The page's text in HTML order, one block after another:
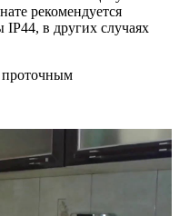
рекомендуется
в других случаях
проточным